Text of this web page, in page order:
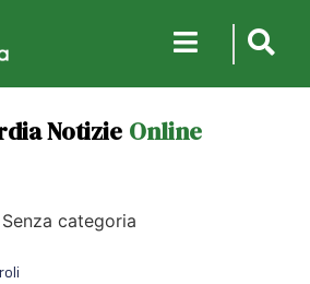
Notizie Online
categoria